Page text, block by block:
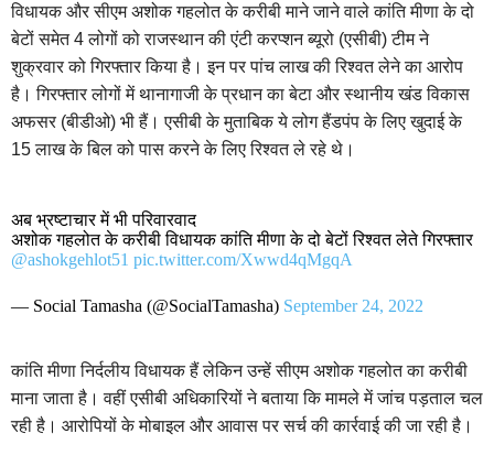
विधायक और सीएम अशोक गहलोत के करीबी माने जाने वाले कांति मीणा के दो
बेटों समेत 4 लोगों को राजस्थान की एंटी करप्शन ब्यूरो (एसीबी) टीम ने
शुक्रवार को गिरफ्तार किया है। इन पर पांच लाख की रिश्वत लेने का आरोप
है। गिरफ्तार लोगों में थानागाजी के प्रधान का बेटा और स्थानीय खंड विकास
अफसर (बीडीओ) भी हैं। एसीबी के मुताबिक ये लोग हैंडपंप के लिए खुदाई के
15 लाख के बिल को पास करने के लिए रिश्वत ले रहे थे।
अब भ्रष्टाचार में भी परिवारवाद
अशोक गहलोत के करीबी विधायक कांति मीणा के दो बेटों रिश्वत लेते गिरफ्तार
@ashokgehlot51 pic.twitter.com/Xwwd4qMgqA
— Social Tamasha (@SocialTamasha) September 24, 2022
कांति मीणा निर्दलीय विधायक हैं लेकिन उन्हें सीएम अशोक गहलोत का करीबी
माना जाता है। वहीं एसीबी अधिकारियों ने बताया कि मामले में जांच पड़ताल चल
रही है। आरोपियों के मोबाइल और आवास पर सर्च की कार्रवाई की जा रही है।